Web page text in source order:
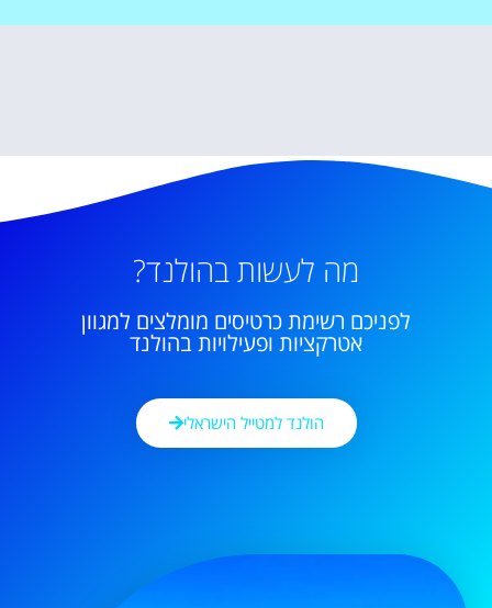
מה לעשות בהולנד?
לפניכם רשימת כרטיסים מומלצים למגוון
אטרקציות ופעילויות בהולנד
הולנד למטייל הישראלי